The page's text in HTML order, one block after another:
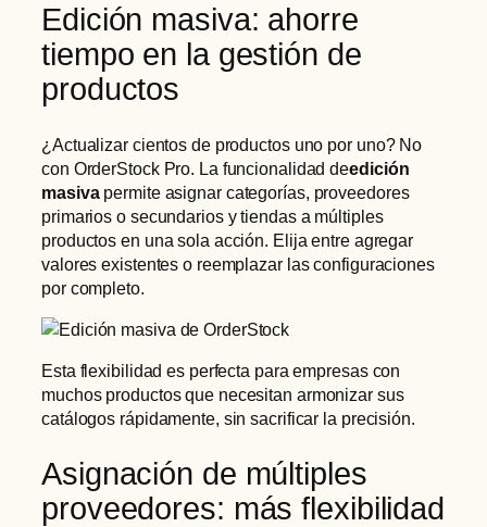
Edición masiva: ahorre
tiempo en la gestión de
productos
¿Actualizar cientos de productos uno por uno? No
con OrderStock Pro. La funcionalidad deedición
masiva permite asignar categorías, proveedores
primarios o secundarios y tiendas a múltiples
productos en una sola acción. Elija entre agregar
valores existentes o reemplazar las configuraciones
por completo.
Esta flexibilidad es perfecta para empresas con
muchos productos que necesitan armonizar sus
catálogos rápidamente, sin sacrificar la precisión.
Asignación de múltiples
proveedores: más flexibilidad